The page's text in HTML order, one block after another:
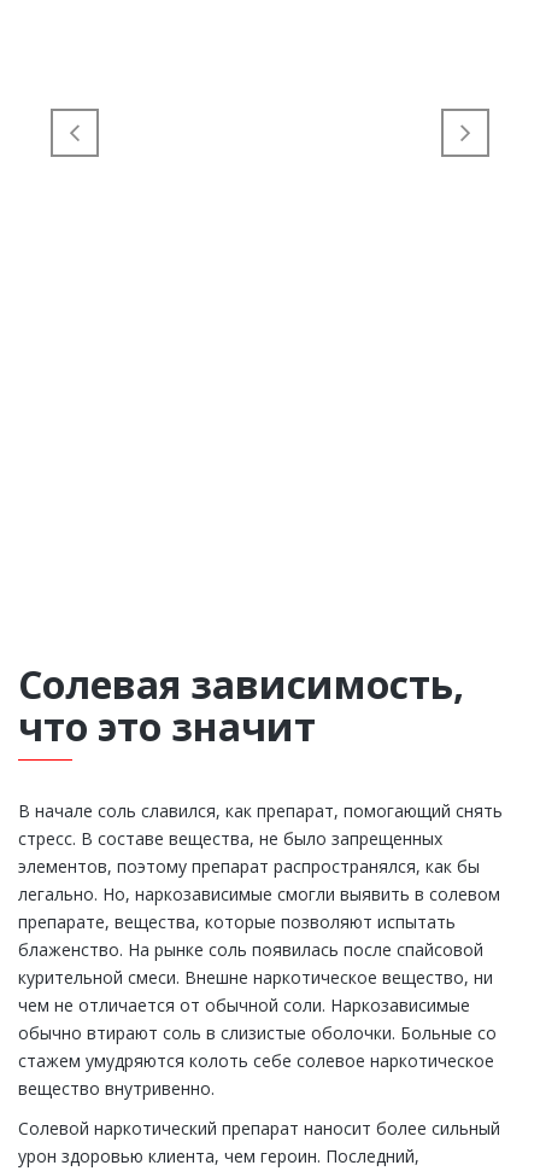
Солевая зависимость,
что это значит
В начале соль славился, как препарат, помогающий снять
стресс. В составе вещества, не было запрещенных
элементов, поэтому препарат распространялся, как бы
легально. Но, наркозависимые смогли выявить в солевом
препарате, вещества, которые позволяют испытать
блаженство. На рынке соль появилась после спайсовой
курительной смеси. Внешне наркотическое вещество, ни
чем не отличается от обычной соли. Наркозависимые
обычно втирают соль в слизистые оболочки. Больные со
стажем умудряются колоть себе солевое наркотическое
вещество внутривенно.
Солевой наркотический препарат наносит более сильный
урон здоровью клиента, чем героин. Последний,